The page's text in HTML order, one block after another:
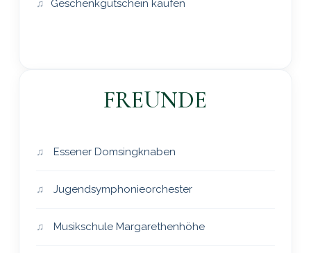
Geschenkgutschein kaufen
FREUNDE
Essener Domsingknaben
Jugendsymphonieorchester
Musikschule Margarethenhöhe